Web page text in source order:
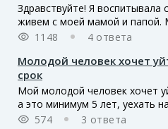
Здравствуйте! Я
живем с моей мамой и папой.
1148
4 ответа
Молодой человек хочет
срок
Мой молодой человек хочет
а это минимум 5 лет, уехать
574
3 ответа